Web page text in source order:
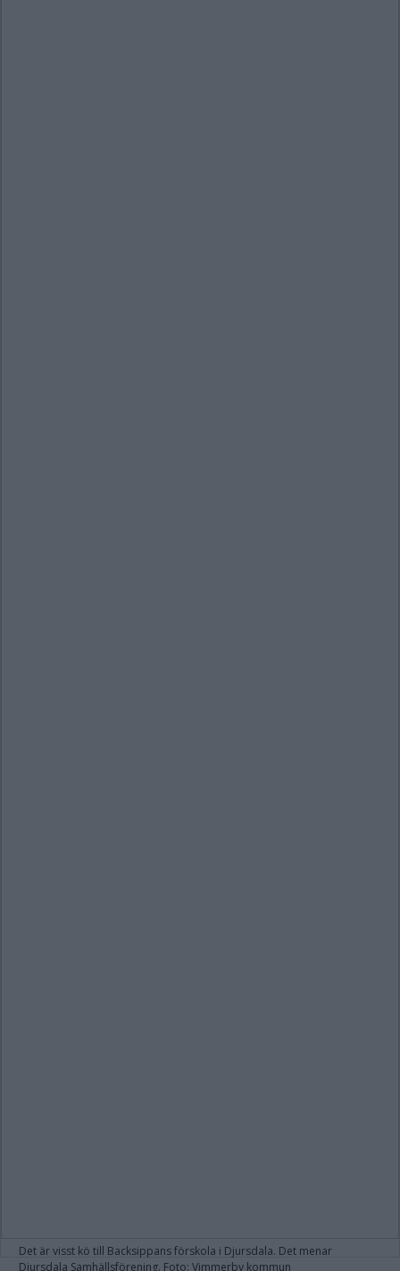
Det är visst kö till Backsippans förskola i Djursdala. Det menar
Djursdala Samhällsförening. Foto: Vimmerby kommun